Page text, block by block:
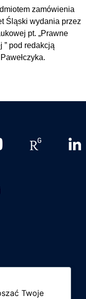
zamówienia
Śląski wydania przez
pt. „Prawne
” pod redakcją
Twoje